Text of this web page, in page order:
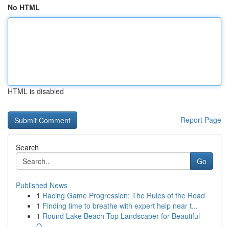
No HTML
HTML is disabled
Report Page
Search
Go
Published News
1 Racing Game Progression: The Rules of the Road
1 Finding time to breathe with expert help near t...
1 Round Lake Beach Top Landscaper for Beautiful